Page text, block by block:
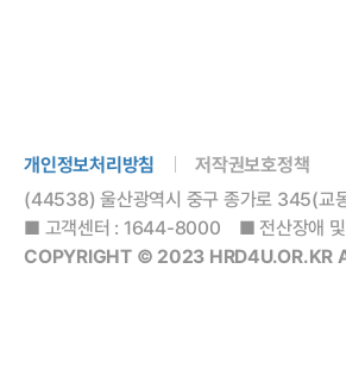
개인정보처리방침
저작권보호정책
(44538) 울산광역시 중구 종가로 345(교
■ 고객센터 : 1644-8000 ■ 전산장애
COPYRIGHT © 2023 HRD4U.OR.KR